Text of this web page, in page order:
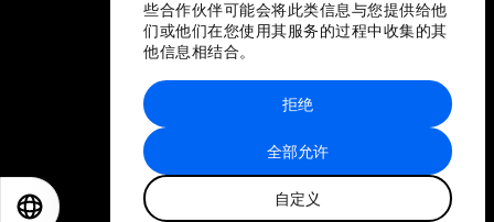
些合作伙伴可能会将此类信息与您提供给他
们或他们在您使用其服务的过程中收集的其
他信息相结合。
全部允许
自定义
拒绝
站点地图
世界经济论坛